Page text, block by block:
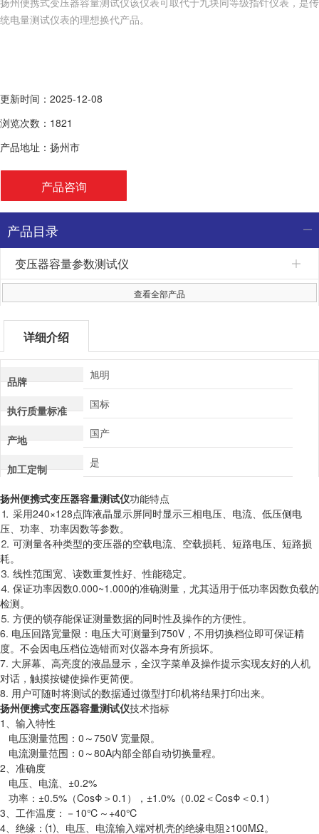
统电量测试仪表的理想换代产品。
更新时间：2025-12-08
浏览次数：1821
产品地址：扬州市
产品咨询
产品目录
变压器容量参数测试仪
查看全部产品
详细介绍
品牌 旭明
执行质量标准 国标
产地 国产
加工定制 是
扬州便携式变压器容量测试仪功能特点
⒈ 采用240×128点阵液晶显示屏同时显示三相电压、电流、低压侧电
压、功率、功率因数等参数。
⒉ 可测量各种类型的变压器的空载电流、空载损耗、短路电压、短路损
耗。
⒊ 线性范围宽、读数重复性好、性能稳定。
⒋ 保证功率因数0.000~1.000的准确测量，尤其适用于低功率因数负载的
检测。
⒌ 方便的锁存能保证测量数据的同时性及操作的方便性。
6. 电压回路宽量限：电压大可测量到750V，不用切换档位即可保证精
度。不会因电压档位选错而对仪器本身有所损坏。
7. 大屏幕、高亮度的液晶显示，全汉字菜单及操作提示实现友好的人机
对话，触摸按键使操作更简便。
8. 用户可随时将测试的数据通过微型打印机将结果打印出来。
扬州便携式变压器容量测试仪技术指标
1、输入特性
电压测量范围：0～750V 宽量限。
电流测量范围：0～80A内部全部自动切换量程。
2、准确度
电压、电流、±0.2%
功率：±0.5%（CosΦ＞0.1），±1.0%（0.02＜CosΦ＜0.1）
3、工作温度：－10℃～+40℃
4、绝缘：⑴、电压、电流输入端对机壳的绝缘电阻≥100MΩ。